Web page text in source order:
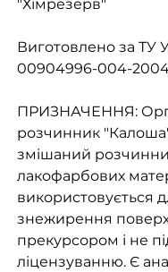
"Хімрезерв"
Виготовлено за ТУ
00904996-004-
ПРИЗНАЧЕННЯ:
розчинник
змішаний
лакофарбових
використовується
знежирення
прекурсором і не
ліцензуванню. Є